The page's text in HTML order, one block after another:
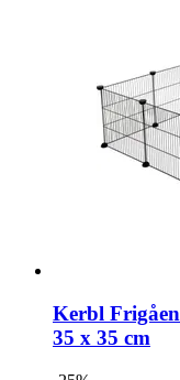
Kerbl
35 x 35 cm